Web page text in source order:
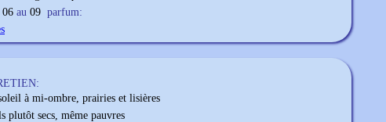
06 au 09 parfum:
à mi-ombre, prairies et lisières
plutôt secs, même pauvres